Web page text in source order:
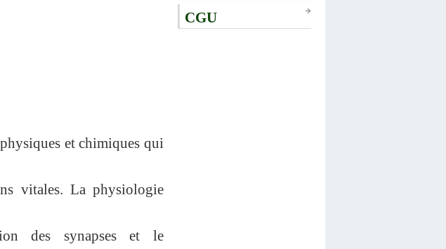
et chimiques qui
vitales. La physiologie
des synapses et le
CGU